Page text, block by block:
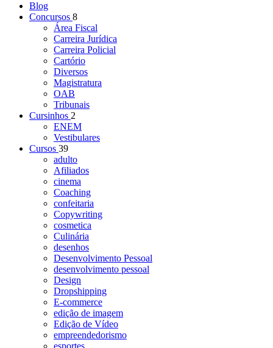
Blog
Concursos 8
Área Fiscal
Carreira Jurídica
Carreira Policial
Cartório
Diversos
Magistratura
OAB
Tribunais
Cursinhos 2
ENEM
Vestibulares
Cursos 39
adulto
Afiliados
cinema
Coaching
confeitaria
Copywriting
cosmetica
Culinária
desenhos
Desenvolvimento Pessoal
desenvolvimento pessoal
Design
Dropshipping
E-commerce
edição de imagem
Edição de Vídeo
empreendedorismo